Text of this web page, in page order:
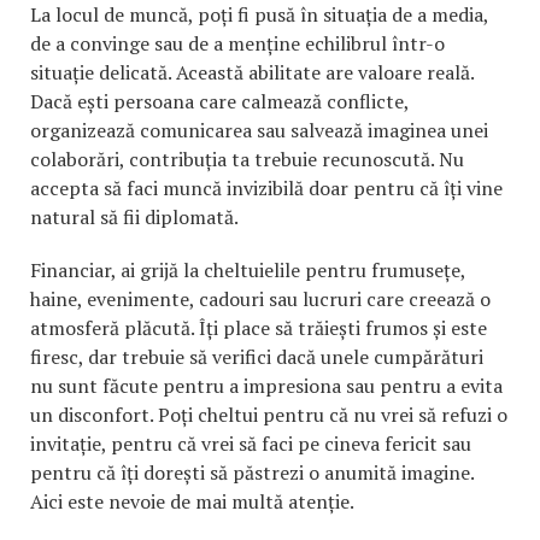
La locul de muncă, poți fi pusă în situația de a media,
de a convinge sau de a menține echilibrul într-o
situație delicată. Această abilitate are valoare reală.
Dacă ești persoana care calmează conflicte,
organizează comunicarea sau salvează imaginea unei
colaborări, contribuția ta trebuie recunoscută. Nu
accepta să faci muncă invizibilă doar pentru că îți vine
natural să fii diplomată.
Financiar, ai grijă la cheltuielile pentru frumusețe,
haine, evenimente, cadouri sau lucruri care creează o
atmosferă plăcută. Îți place să trăiești frumos și este
firesc, dar trebuie să verifici dacă unele cumpărături
nu sunt făcute pentru a impresiona sau pentru a evita
un disconfort. Poți cheltui pentru că nu vrei să refuzi o
invitație, pentru că vrei să faci pe cineva fericit sau
pentru că îți dorești să păstrezi o anumită imagine.
Aici este nevoie de mai multă atenție.